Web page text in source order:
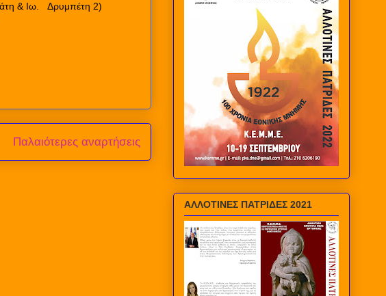
& Ιω.
Δρυμπέτη 2)
Παλαιότερες αναρτήσεις
ΑΛΛΟΤΙΝΕΣ ΠΑΤΡΙΔΕΣ 2021